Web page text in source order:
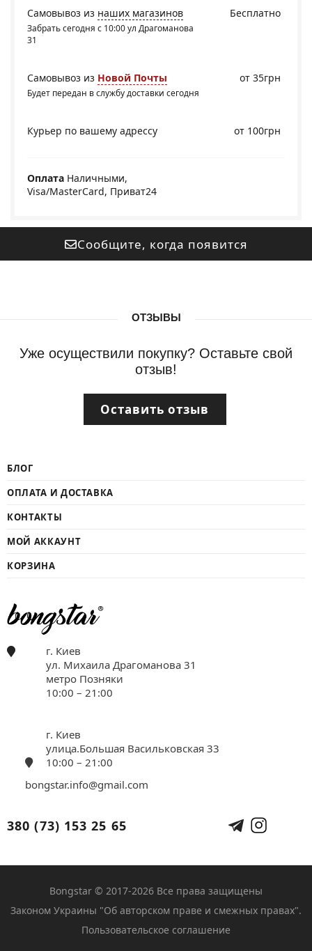
Бесплатно
Самовывоз из наших магазинов
Забрать сегодня с 10:00 ул Драгоманова
31
Самовывоз из Новой Почты
Будет передан в службу доставки сегодня
от 35грн
Курьер по вашему адрессу от 100грн
Оплата Наличными,
Visa/MasterCard, Приват24
Сообщите, когда появится
ОТЗЫВЫ
Уже осуществили покупку? Оставьте свой
отзыв!
Оставить отзыв
БЛОГ
ОПЛАТА И ДОСТАВКА
КОНТАКТЫ
МОЙ АККАУНТ
КОРЗИНА
г. Киев
ул. Михаила Драгоманова 31
метро Позняки
10:00 – 21:00
г. Киев
улица.Большая Васильковская 33
10:00 – 21:00
bongstar.info@gmail.com
380 (73) 153 25 65
Bongstar © 2017-2026 Все права защищены
Законом Украины "Об авторском праве и смежных правах".
Пользовательское соглашение